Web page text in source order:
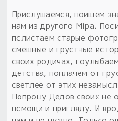
Прислушаемся, поищем
нам из другого Мiра.
полистаем старые
смешные и грустные
своих родичах,
детства, поплачем от
светлее от этих
Попрошу Дедов своих не
помощи и пригляду. И